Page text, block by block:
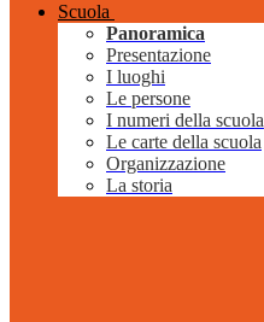
Scuola
Panoramica
Presentazione
I luoghi
Le persone
I numeri della scuola
Le carte della scuola
Organizzazione
La storia